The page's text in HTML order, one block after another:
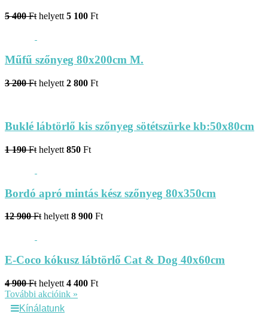
5 400 Ft helyett 5 100 Ft
Műfű szőnyeg 80x200cm M.
3 200 Ft helyett 2 800 Ft
Buklé lábtörlő kis szőnyeg sötétszürke kb:50x80cm
1 190 Ft helyett 850 Ft
Bordó apró mintás kész szőnyeg 80x350cm
12 900 Fthelyett8 900 Ft
E-Coco kókusz lábtörlő Cat & Dog 40x60cm
4 900 Ft helyett 4 400 Ft
További akcióink »
Kínálatunk